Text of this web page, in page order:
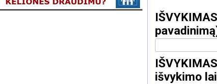
išvykimo